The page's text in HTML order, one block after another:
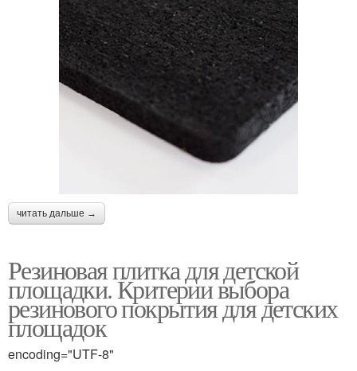
читать дальше →
Резиновая плитка для детской
площадки. Критерии выбора
резинового покрытия для детских
площадок
encoding="UTF-8"